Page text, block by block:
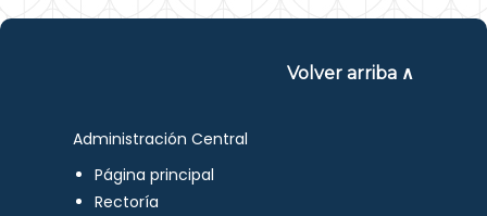
Volver arriba ∧
Administración Central
Página principal
Rectoría